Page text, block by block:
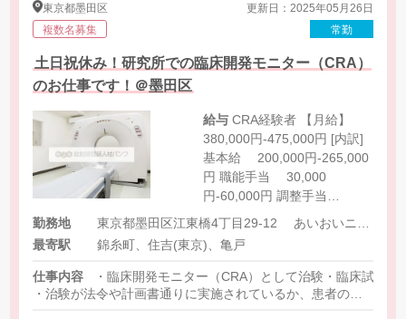
東京都墨田区
複数名募集
更新日：2025年05月26日
常勤
土日祝休み！研究所での臨床開発モニター（CRA）
のお仕事です！＠墨田区
給与
380,000円-475,000円 [内訳]
基本給 200,000円-265,000
円 職能手当 30,000
円-60,000円 調整手当
100,000円 特別手当
50,000円
勤務地
最寄駅
錦糸町、住吉(東京)、亀戸
仕事内容
・臨床開発モニター（CRA）として治験・臨床試験
・治験が法令や計画書通りに実施されているか、患者の安全性